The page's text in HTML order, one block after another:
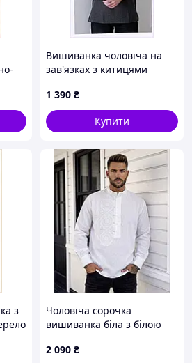
Вишиванка чоловіча на
зав'язках з китицями
1 390 ₴
Купити
з
Чоловіча сорочка
вишиванка біла з білою
2 090 ₴